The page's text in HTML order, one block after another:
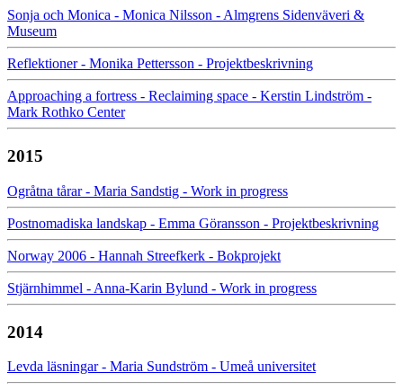
Sonja och Monica - Monica Nilsson - Almgrens Sidenväveri &
Museum
Reflektioner - Monika Pettersson - Projektbeskrivning
Approaching a fortress - Reclaiming space - Kerstin Lindström -
Mark Rothko Center
2015
Ogråtna tårar - Maria Sandstig - Work in progress
Postnomadiska landskap - Emma Göransson - Projektbeskrivning
Norway 2006 - Hannah Streefkerk - Bokprojekt
Stjärnhimmel - Anna-Karin Bylund - Work in progress
2014
Levda läsningar - Maria Sundström - Umeå universitet